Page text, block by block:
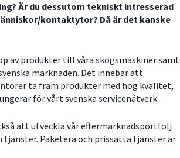
Är du dessutom tekniskt intresserad
kontaktytor? Då är det kanske
av produkter till våra skogsmaskiner samt
marknaden. Det innebär att
ta fram produkter med hög kvalitet,
för vårt svenska servicenätverk.
att utveckla vår eftermarknadsportfölj
tjänster. Paketera och prissätta tjänster är